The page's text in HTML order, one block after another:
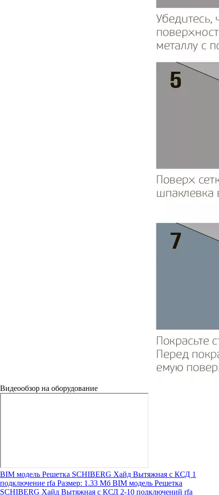
Видеообзор на оборудование
BIM модель Решетка SCHIBERG Хайд Вытяжная с КСД 1
подключение rfa Размер: 1.33 Мб BIM модель Решетка
SCHIBERG Хайд Вытяжная с КСД 2-10 подключений rfa